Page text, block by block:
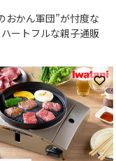
おかん軍団”が忖度な
ートフルな親子通販
録 お